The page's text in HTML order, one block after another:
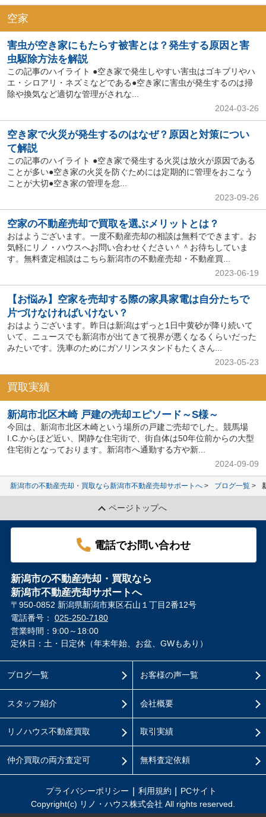
空家
害虫が空き家にもたらす被害とは？発生する原因と害
虫駆除方法を解説
この記事のハイライト ●空き家で発生しやすい害虫はゴキブリやハ
エ・シロアリ・ネズミなどである●空き家に害虫が発生するのは掃
除や換気など適切な管理がされな...
2024-03-26
空き家で火災が発生するのはなぜ？原因と対策につい
て解説
この記事のハイライト ●空き家で発生する火災は放火が原因である
ことが多い●空き家の火災を防ぐためには定期的に管理をおこなう
ことが大切●空き家の管理を怠...
2023-09-26
空家の不動産売却で買取を選ぶメリットとは？
おはようございます。一度不動産売却の相談は無料でできます。お
気軽にリノ・ハウスへお問い合わせください＾＾お待ちしていま
す。無料査定相談はこちら新潟市の不動産売却・不動産買...
2023-06-19
【お悩み】空家を売却する際の家具家電は自分たちで
片づけなければいけない？
おはようございます。昨日は新潟はずっと1日中黄砂が降り続いて
いて、ニュースでも新潟市が出てきて視界が悪くなるくらいだった
みたいです。洗車のためにガソリンスタンドもたくさん...
2023-05-23
買取実績
新潟市北区木崎 戸建の売却エピソード～S様～
今回は、新潟市北区木崎という場所の戸建ご売却でした。競馬場
I.C.からほど近い、閑静な住宅街で、街自体は50年位前からの大型
住宅街となっております。新潟市へ通勤する方や新...
2024-09-09
新潟市の不動産売却・買取なら新潟市不動産売却サポートへ ブログ一覧
ページトップへ
電話でお問い合わせ
新潟市の不動産売却・買取なら
新潟市不動産売却サポートへ
〒950-0852 新潟県新潟市東区石山１丁目2番12号
電話番号： 025-250-7180
営業時間：9:00～18:00
定休日：土・日定休（年末年始、お盆、GWもあり）
ブログ一覧
スタッフ紹介
リノハウス不動産買取
仲介買取の両方査定可
お客様の声一覧
会社概要
取引実績
無料査定依頼
プライバシーポリシー 利用規約
PCサイト
Copyright(c) リノ・ハウス株式会社 All rights reserved.